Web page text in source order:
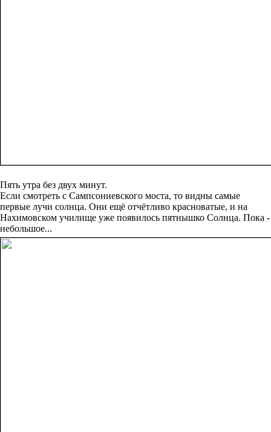
Пять утра без двух минут.
Если смотреть с Сампсониевского моста, то видны самые
первые лучи солнца. Они ещё отчётливо красноватые, и на
Нахимовском училище уже появилось пятнышко Солнца. Пока -
небольшое...